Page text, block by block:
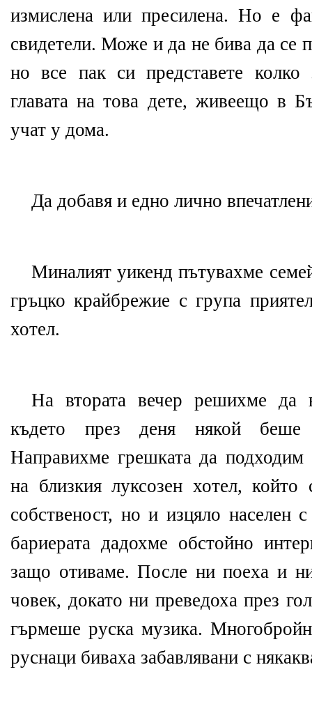
измислена или пресилена. Но е
свидетели. Може и да не бива да се
но все пак си представете
главата на това дете, живеещо в
учат у дома.
Да добавя и едно лично
Миналият уикенд пътувахме
гръцко крайбрежие с група
хотел.
На втората вечер решихме да
където през деня някой беше
Направихме грешката да
на близкия луксозен хотел,
собственост, но и изцяло населен
бариерата дадохме обстойно
защо отиваме. После ни поеха и
човек, докато ни преведоха през
гърмеше руска музика.
руснаци биваха забавлявани с